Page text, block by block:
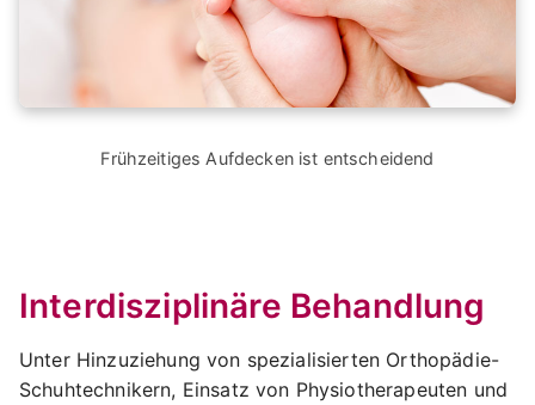
Frühzeitiges Aufdecken ist entscheidend
Interdisziplinäre Behandlung
Unter Hinzuziehung von spezialisierten Orthopädie-
Schuhtechnikern, Einsatz von Physiotherapeuten und